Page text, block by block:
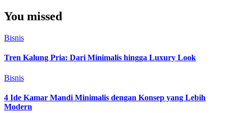
You missed
Bisnis
Tren Kalung Pria: Dari Minimalis hingga Luxury Look
Bisnis
4 Ide Kamar Mandi Minimalis dengan Konsep yang Lebih
Modern